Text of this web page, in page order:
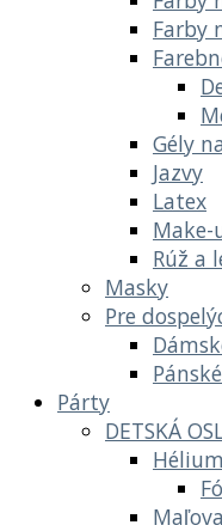
Farby
Gély
Jazvy
Latex
Rúž a
Masky
Pre
Párty
DETSKÁ